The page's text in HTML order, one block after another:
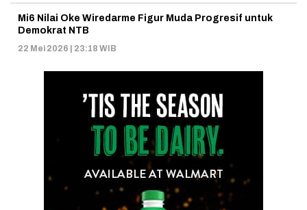
Mi6 Nilai Oke Wiredarme Figur Muda Progresif untuk
Demokrat NTB
22 Mei 2026 | 23:18 WIB